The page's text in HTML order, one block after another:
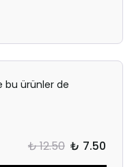
bu ürünler de
₺ 12.50 ₺ 7.50